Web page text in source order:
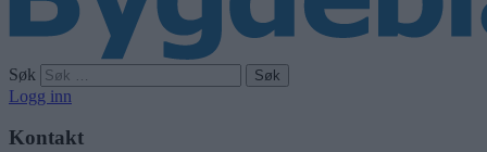
Søk
Logg inn
Kontakt